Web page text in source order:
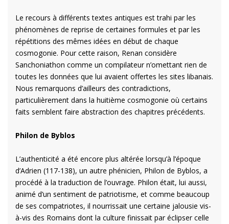
Le recours à différents textes antiques est trahi par les
phénomènes de reprise de certaines formules et par les
répétitions des mêmes idées en début de chaque
cosmogonie. Pour cette raison, Renan considère
Sanchoniathon comme un compilateur n’omettant rien de
toutes les données que lui avaient offertes les sites libanais.
Nous remarquons d’ailleurs des contradictions,
particulièrement dans la huitième cosmogonie où certains
faits semblent faire abstraction des chapitres précédents.
Philon de Byblos
L’authenticité a été encore plus altérée lorsqu’à l’époque
d’Adrien (117-138), un autre phénicien, Philon de Byblos, a
procédé à la traduction de l’ouvrage. Philon était, lui aussi,
animé d’un sentiment de patriotisme, et comme beaucoup
de ses compatriotes, il nourrissait une certaine jalousie vis-
à-vis des Romains dont la culture finissait par éclipser celle